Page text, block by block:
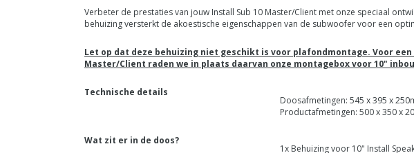
Verbeter de prestaties van jouw Install Sub 10 Master/Client met onze speciaal
behuizing versterkt de akoestische eigenschappen van de subwoofer voor een
Let op dat deze behuizing niet geschikt is voor plafondmontage. Voor
Master/Client raden we in plaats daarvan onze montagebox voor 10"
Technische details
Doosafmetingen: 545 x 395 x
Productafmetingen: 500 x 350 x
Wat zit er in de doos?
1x Behuizing voor 10" Install